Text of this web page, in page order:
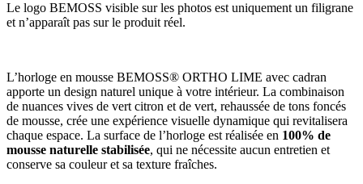
Le logo BEMOSS visible sur les photos est uniquement un filigrane
et n’apparaît pas sur le produit réel.
L’horloge en mousse BEMOSS® ORTHO LIME avec cadran
apporte un design naturel unique à votre intérieur. La combinaison
de nuances vives de vert citron et de vert, rehaussée de tons foncés
de mousse, crée une expérience visuelle dynamique qui revitalisera
chaque espace. La surface de l’horloge est réalisée en 100% de
mousse naturelle stabilisée, qui ne nécessite aucun entretien et
conserve sa couleur et sa texture fraîches.